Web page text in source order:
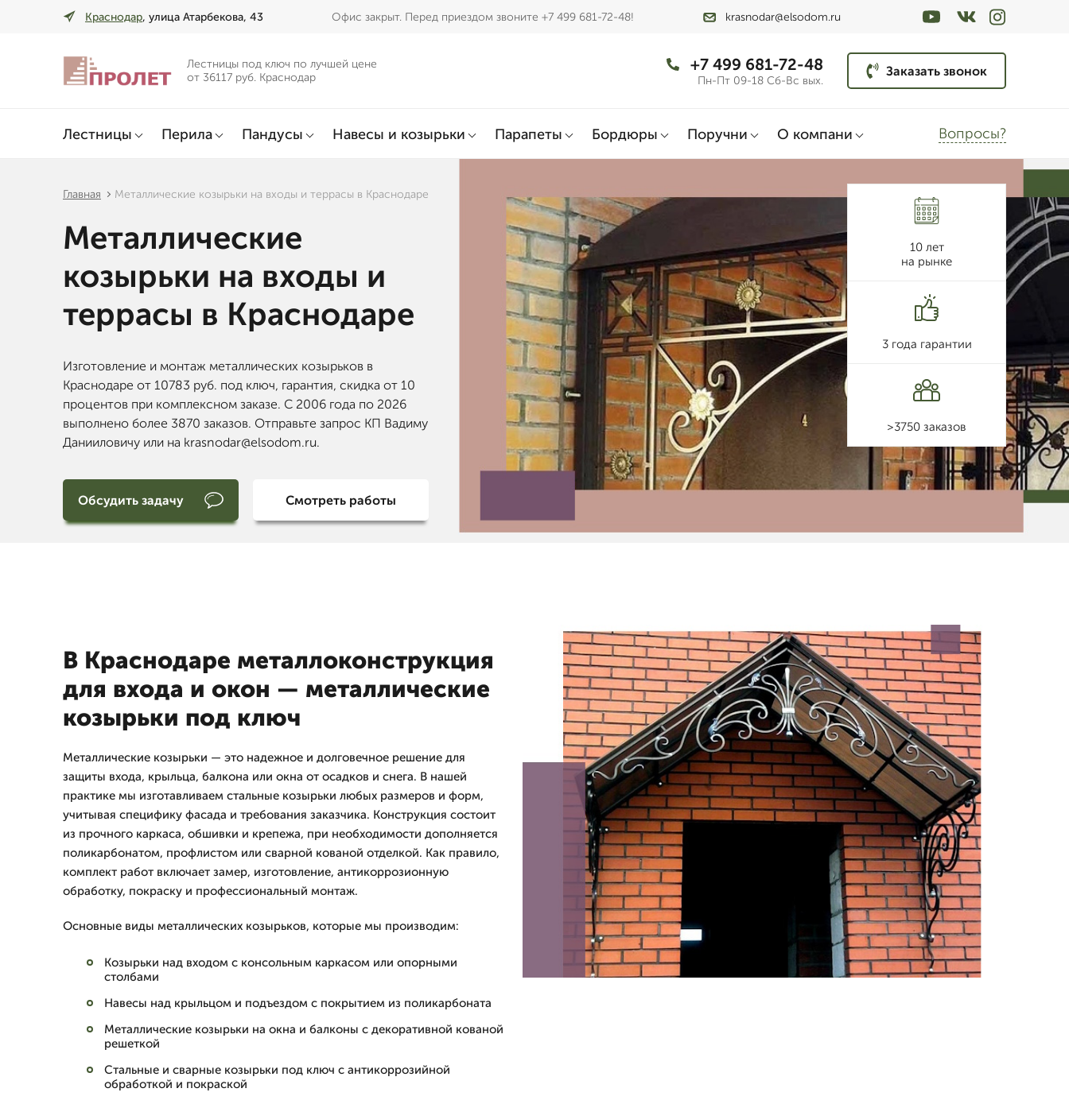
Краснодар, улица Атарбекова, 43 Офис закрыт. Перед приездом звоните +7 499 681-72-48! krasnodar@elsodom.ru
Лестницы под ключ по лучшей цене
от 36117 руб. Краснодар
+7 499 681-72-48
Пн-Пт 09-18 Сб-Вс вых.
Заказать звонок
Лестницы Перила Пандусы Навесы и козырьки Парапеты Бордюры Поручни О компани Вопросы?
Главная Металлические козырьки на входы и террасы в Краснодаре
Металлические
козырьки на входы и
террасы в Краснодаре
Изготовление и монтаж металлических козырьков в
Краснодаре от 10783 руб. под ключ, гарантия, скидка от 10
процентов при комплексном заказе. С 2006 года по 2026
выполнено более 3870 заказов. Отправьте запрос КП Вадиму
Данииловичу или на krasnodar@elsodom.ru.
Обсудить задачу Смотреть работы
10 лет
на рынке
3 года гарантии
>3750 заказов
В Краснодаре металлоконструкция
для входа и окон — металлические
козырьки под ключ
Металлические козырьки — это надежное и долговечное решение для
защиты входа, крыльца, балкона или окна от осадков и снега. В нашей
практике мы изготавливаем стальные козырьки любых размеров и форм,
учитывая специфику фасада и требования заказчика. Конструкция состоит
из прочного каркаса, обшивки и крепежа, при необходимости дополняется
поликарбонатом, профлистом или сварной кованой отделкой. Как правило,
комплект работ включает замер, изготовление, антикоррозионную
обработку, покраску и профессиональный монтаж.
Основные виды металлических козырьков, которые мы производим:
Козырьки над входом с консольным каркасом или опорными
столбами
Навесы над крыльцом и подъездом с покрытием из поликарбоната
Металлические козырьки на окна и балконы с декоративной кованой
решеткой
Стальные и сварные козырьки под ключ с антикоррозийной
обработкой и покраской